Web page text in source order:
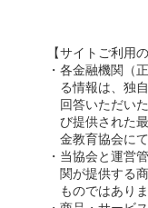
【サイトご利用
・各金融機関（
る情報は、独
回答いただい
び提供された
金教育協会に
・当協会と運営
関が提供する
ものではありま